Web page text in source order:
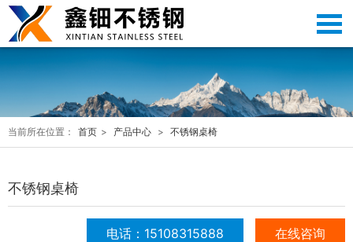
当前所在位置： 首页 > 产品中心 > 不锈钢桌椅
不锈钢桌椅
在线咨询
电话：15108315888